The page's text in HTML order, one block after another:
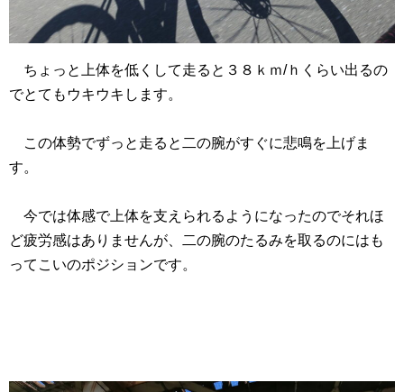
ちょっと上体を低くして走ると３８ｋｍ/ｈくらい出るの
でとてもウキウキします。
この体勢でずっと走ると二の腕がすぐに悲鳴を上げま
す。
今では体感で上体を支えられるようになったのでそれほ
ど疲労感はありませんが、二の腕のたるみを取るのにはも
ってこいのポジションです。